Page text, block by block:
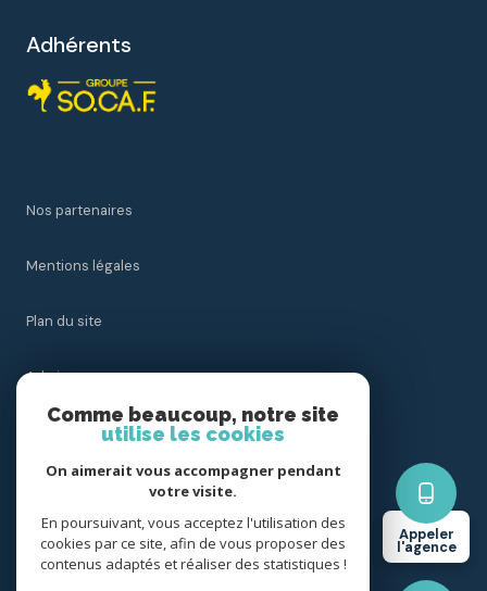
Appeler
l'agence
Adhérents
Nos partenaires
Mentions légales
Plan du site
Admin
Nos honoraires
Cookies
Comme beaucoup, notre site
utilise les cookies
On aimerait vous accompagner pendant
votre visite.
En poursuivant, vous acceptez l'utilisation des
cookies par ce site, afin de vous proposer des
contenus adaptés et réaliser des statistiques !